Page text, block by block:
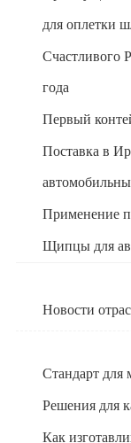
для оплетки
Счастливого
года
Первый
Поставка в
Применение
Щипцы для
Новости
Стандарт для
Решения для
Как